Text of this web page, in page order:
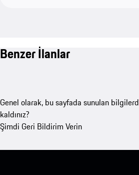
Benzer İlanlar
Genel olarak, bu sayfada sunulan
kaldınız?
Şimdi Geri Bildirim Verin